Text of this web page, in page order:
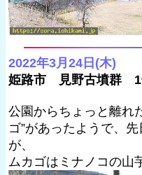
2022年3月24日(木)
姫路市 見野古墳群
公園からちょっと離れ
ゴ”があったようで、
が、
ムカゴはミナノコの山